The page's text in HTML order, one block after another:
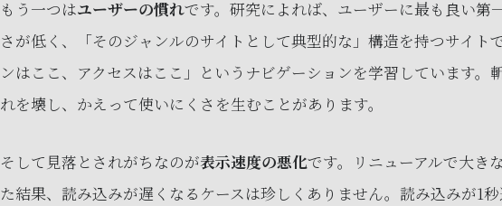
もう一つはユーザーの慣れです。研究によれば、ユーザーに最も良い第
さが低く、「そのジャンルのサイトとして典型的な」構造を持つサイト
ンはここ、アクセスはここ」というナビゲーションを学習しています。
れを壊し、かえって使いにくさを生むことがあります。
そして見落とされがちなのが表示速度の悪化です。リニューアルで大き
た結果、読み込みが遅くなるケースは珍しくありません。読み込みが1